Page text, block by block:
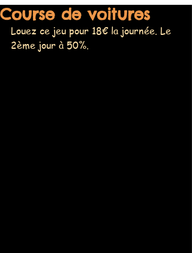
Course de voitures
Louez ce jeu pour 18€ la journée. Le
2ème jour à 50%.